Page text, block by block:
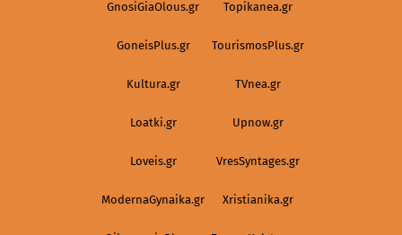
GnosiGiaOlous.gr Topikanea.gr
GoneisPlus.gr TourismosPlus.gr
Kultura.gr TVnea.gr
Loatki.gr Upnow.gr
Loveis.gr VresSyntages.gr
ModernaGynaika.gr Xristianika.gr